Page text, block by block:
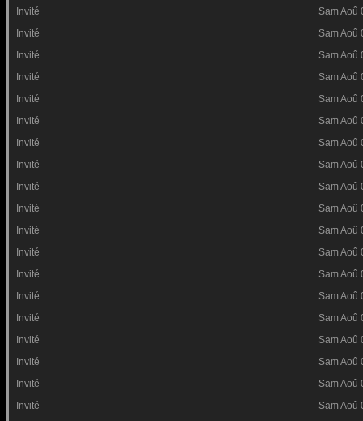
Invité
Sam Aoû
Invité
Sam Aoû
Invité
Sam Aoû
Invité
Sam Aoû
Invité
Sam Aoû
Invité
Sam Aoû
Invité
Sam Aoû
Invité
Sam Aoû
Invité
Sam Aoû
Invité
Sam Aoû
Invité
Sam Aoû
Invité
Sam Aoû
Invité
Sam Aoû
Invité
Sam Aoû
Invité
Sam Aoû
Invité
Sam Aoû
Invité
Sam Aoû
Invité
Sam Aoû
Invité
Sam Aoû